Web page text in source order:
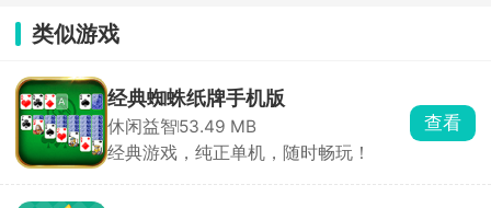
版
类似游戏
经典蜘蛛纸牌手机版
休闲益智53.49 MB
经典游戏，纯正单机，随时畅玩！
查看